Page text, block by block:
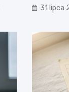
31 lipca